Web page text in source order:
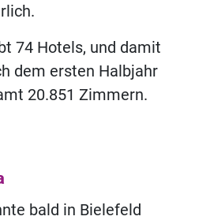
74 Hotels, und damit
dem ersten Halbjahr
20.851 Zimmern.
bald in Bielefeld